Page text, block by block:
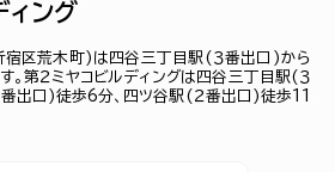
ィング
宿区荒木町)は四谷三丁目駅(３番出口)から
。第２ミヤコビルディングは四谷三丁目駅(３
出口)徒歩6分、四ツ谷駅(２番出口)徒歩11